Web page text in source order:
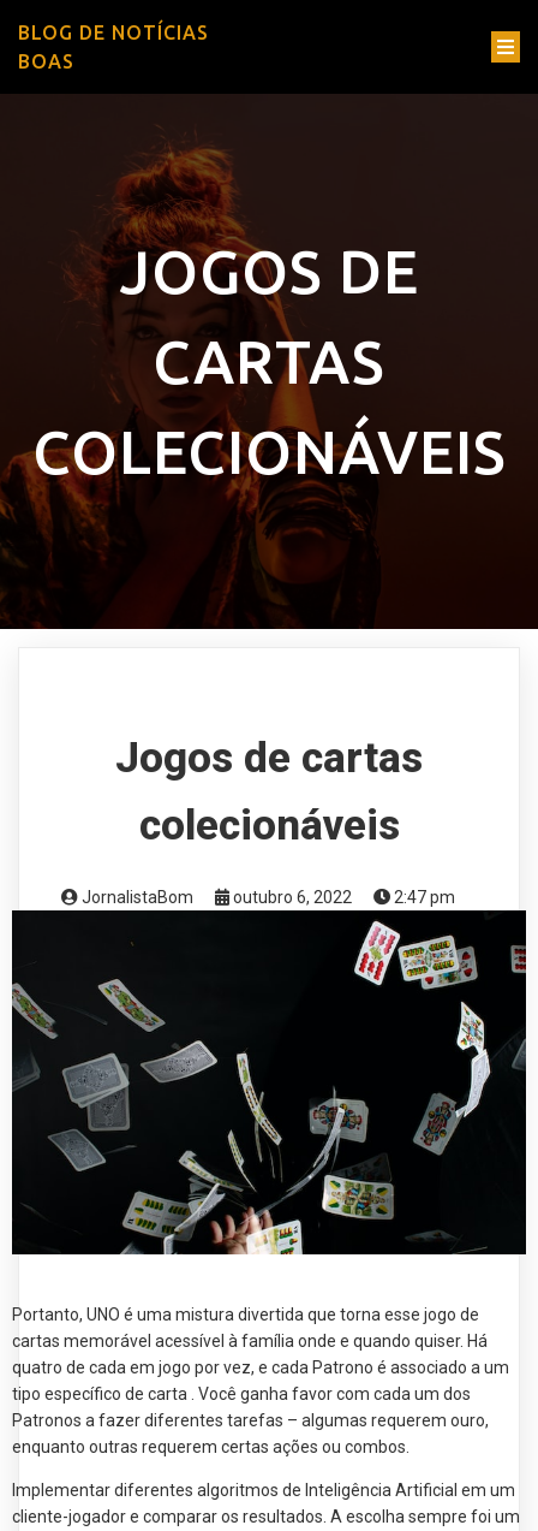
BLOG DE NOTÍCIAS
BOAS
JOGOS DE
CARTAS
COLECIONÁVEIS
Jogos de cartas
colecionáveis
JornalistaBom outubro 6, 2022 2:47 pm
Portanto, UNO é uma mistura divertida que torna esse jogo de
cartas memorável acessível à família onde e quando quiser. Há
quatro de cada em jogo por vez, e cada Patrono é associado a um
tipo específico de carta . Você ganha favor com cada um dos
Patronos a fazer diferentes tarefas – algumas requerem ouro,
enquanto outras requerem certas ações ou combos.
Implementar diferentes algoritmos de Inteligência Artificial em um
cliente-jogador e comparar os resultados. A escolha sempre foi um